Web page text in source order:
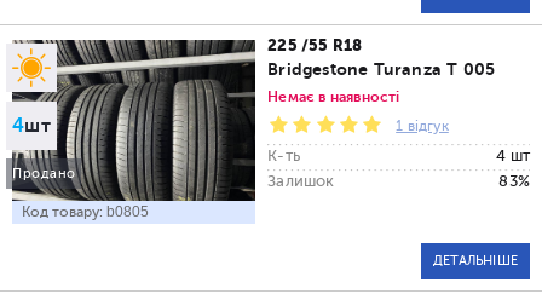
4шт
Продано
Код товару: b0805
225 /55 R18
Bridgestone Turanza T 005
Немає в наявності
1 відгук
К-ть
4 шт
Залишок
83%
ДЕТАЛЬНІШЕ